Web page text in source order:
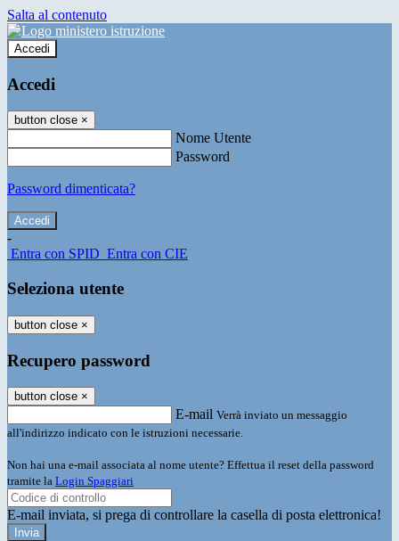
Salta al contenuto
Accedi
Accedi
button close ×
Nome Utente
Password
Password dimenticata?
-
Entra con SPID Entra con CIE
Seleziona utente
button close ×
Recupero password
button close ×
E-mail Verrà inviato un messaggio
all'indirizzo indicato con le istruzioni necessarie.
Non hai una e-mail associata al nome utente? Effettua il reset della password
tramite la Login Spaggiari
E-mail inviata, si prega di controllare la casella di posta elettronica!